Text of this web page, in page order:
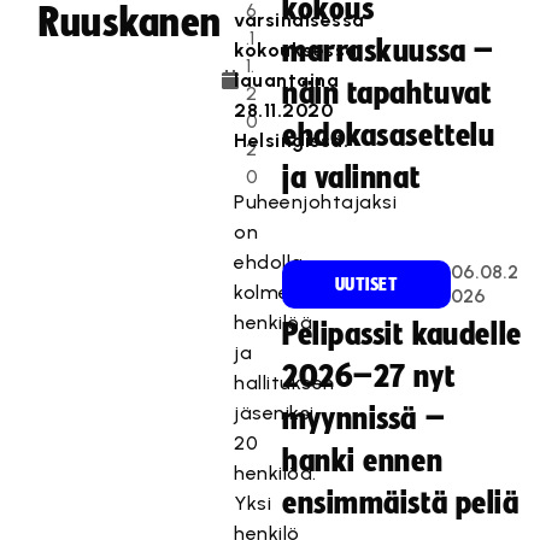
Ruuskanen
6
.1
1.
2
0
2
0
varsinaisessa
kokouksessa
lauantaina
28.11.2020
Helsingissä.
Puheenjohtajaksi
on
ehdolla
kolme
henkilöä
ja
hallituksen
jäseniksi
20
henkilöä.
Yksi
henkilö
T
ä
m
ä
s
ä
l
t
ö
o
n
e
kokous
marraskuussa –
näin tapahtuvat
ehdokasasettelu
ja valinnat
UUTISET
06.08.2
026
Pelipassit kaudelle
2026–27 nyt
myynnissä –
hanki ennen
ensimmäistä peliä